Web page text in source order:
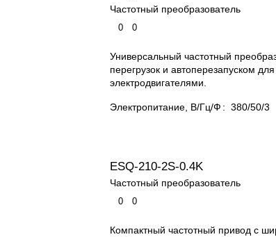
Частотный преобразователь
0 0
Универсальный частотный
перегрузок и автоперезапуском
электродвигателями.
Электропитание, В/Гц/Ф : 380/50/3
ESQ-210-2S-0.4K
Частотный преобразователь
0 0
Компактный частотный привод с